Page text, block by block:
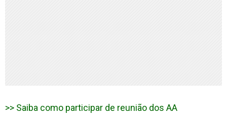
>> Saiba como participar de reunião dos AA